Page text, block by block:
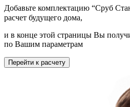
Добавьте комплектацию “Сруб
расчет будущего дома,
и в конце этой страницы Вы
по Вашим параметрам
Перейти к расчету